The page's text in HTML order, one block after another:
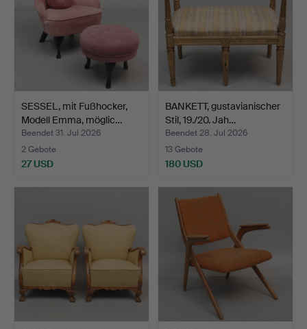
SESSEL, mit Fußhocker,
Modell Emma, möglic…
Beendet 31. Jul 2026
2 Gebote
27 USD
BANKETT, gustavianischer
Stil, 19./20. Jah…
Beendet 28. Jul 2026
13 Gebote
180 USD